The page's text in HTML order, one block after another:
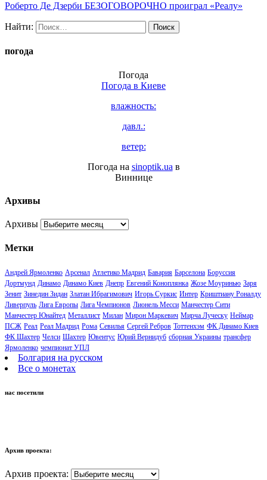
Роберто Де Дзерби БЕЗОГОВОРОЧНО проиграл «Реалу»
Найти:
погода
Погода
Погода в Киеве
влажность:
давл.:
ветер:
Погода на sinoptik.ua в
Виннице
Архивы
Архивы
Метки
Андрей Ярмоленко Арсенал Атлетико Мадрид Бавария Барселона Боруссия
Дортмунд Динамо Динамо Киев Днепр Евгений Коноплянка Жозе Моуринью Заря
Зенит Зинедин Зидан Златан Ибрагимович Игорь Суркис Интер Криштиану Роналду
Ливерпуль Лига Европы Лига Чемпионов Лионель Месси Манчестер Сити
Манчестер Юнайтед Металлист Милан Мирон Маркевич Мирча Луческу Неймар
ПСЖ Реал Реал Мадрид Рома Севилья Сергей Ребров Тоттенхэм ФК Динамо Киев
ФК Шахтер Челси Шахтер Ювентус Юрий Вернидуб сборная Украины трансфер
Ярмоленко чемпионат УПЛ
Болгария на русском
Все о монетах
нас посетили
Архив проекта:
Архив проекта: